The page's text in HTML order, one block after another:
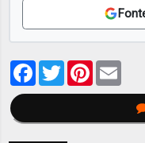
Facebook
TwitterPinterest